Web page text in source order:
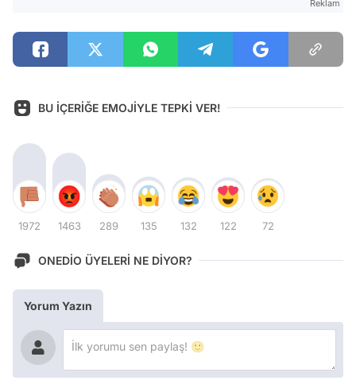
Reklam
BU İÇERİĞE EMOJİYLE TEPKİ VER!
1972 1463 289 135 132 122 72
ONEDİO ÜYELERİ NE DİYOR?
Yorum Yazın